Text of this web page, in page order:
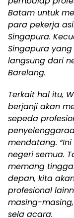
Batam untuk
para pekerja
Singapura.
Singapura
langsung dari
Barelang.
Terkait hal itu,
berjanji akan
sepeda
mendatang.
negeri semua.
memang
depan, kita
profesional
masing-
sela acara.